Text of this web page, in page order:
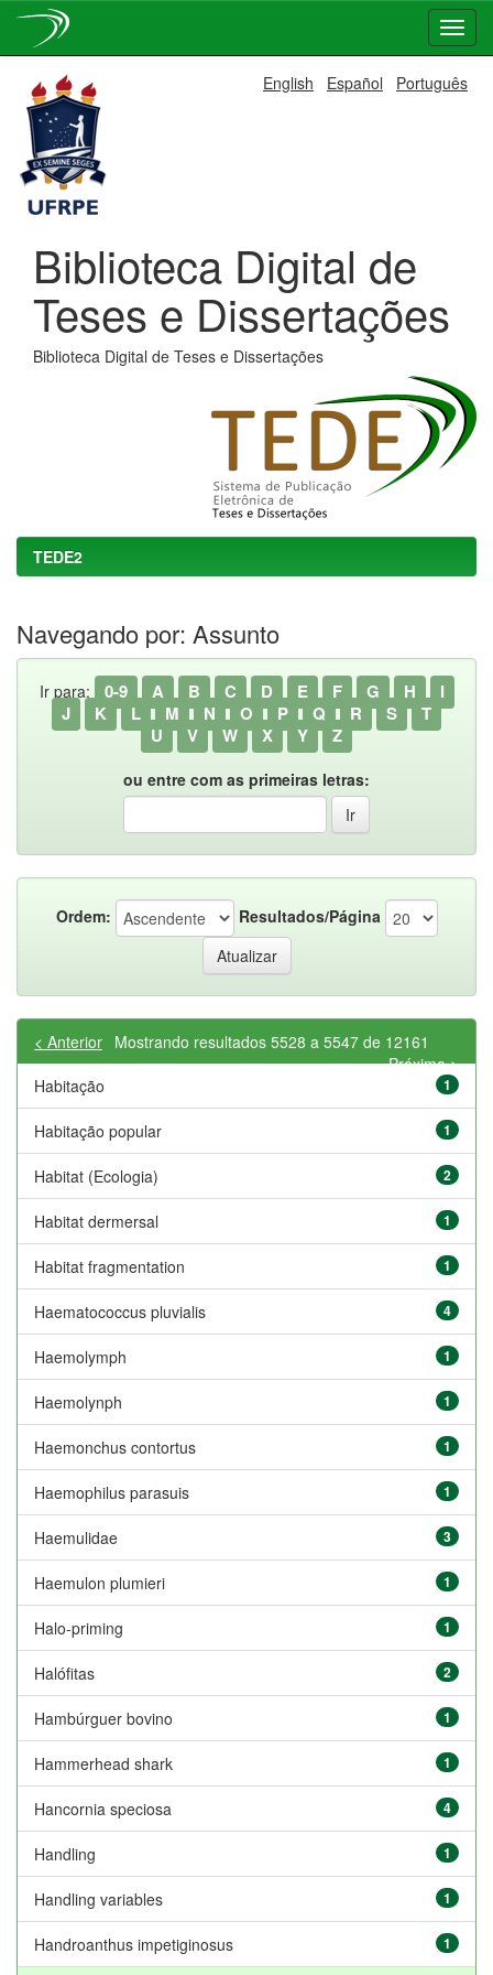
navigation
English Español Português
Biblioteca Digital de
Teses e Dissertações
Biblioteca Digital de Teses e Dissertações
TEDE2
Navegando por: Assunto
Ir para: 0-9 A B C D E F G H
I
J
K L M N O P Q R S
T
U
V W X Y Z
ou entre com as primeiras letras:
Ordem: Resultados/Página
Mostrando resultados 5528 a 5547 de 12161
< Anterior
Próximo >
Habitação
1
Habitação popular 1
Habitat (Ecologia) 2
Habitat dermersal 1
Habitat fragmentation 1
Haematococcus pluvialis 4
Haemolymph 1
Haemolynph 1
Haemonchus contortus 1
Haemophilus parasuis 1
Haemulidae 3
Haemulon plumieri 1
Halo-priming 1
Halófitas 2
Hambúrguer bovino 1
Hammerhead shark 1
Hancornia speciosa 4
Handling 1
Handling variables 1
Handroanthus impetiginosus 1